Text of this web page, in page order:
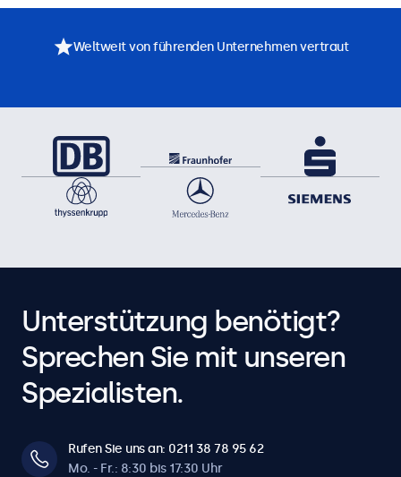
Weltweit von führenden Unternehmen vertraut
Unterstützung benötigt?
Sprechen Sie mit unseren
Spezialisten.
Rufen Sie uns an: 0211 38 78 95 62
Mo. - Fr.: 8:30 bis 17:30 Uhr